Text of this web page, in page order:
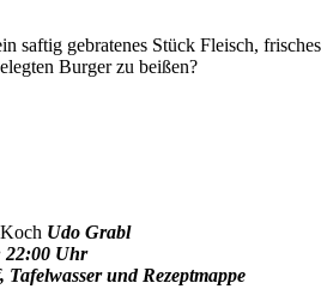
saftig gebratenes Stück Fleisch,
Burger zu beißen?
Udo Grabl
22:00 Uhr
und Rezeptmappe